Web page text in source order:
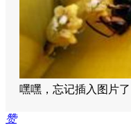
嘿嘿，忘记插入图片了
赞